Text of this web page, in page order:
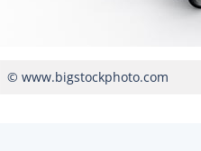
© www.bigstockphoto.com